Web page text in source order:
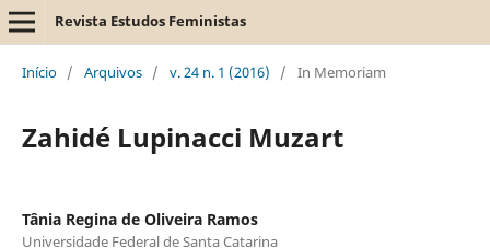
Revista Estudos Feministas
Início / Arquivos / v. 24 n. 1 (2016) / In Memoriam
Zahidé Lupinacci Muzart
Tânia Regina de Oliveira Ramos
Universidade Federal de Santa Catarina